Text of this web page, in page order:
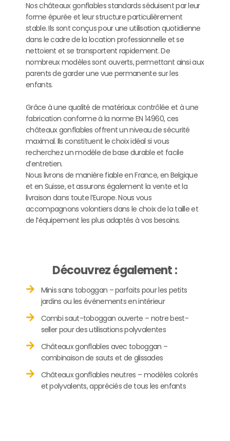
Nos châteaux gonflables standards séduisent par leur
forme épurée et leur structure particulièrement
stable. Ils sont conçus pour une utilisation quotidienne
dans le cadre de la location professionnelle et se
nettoient et se transportent rapidement. De
nombreux modèles sont ouverts, permettant ainsi aux
parents de garder une vue permanente sur les
enfants.
Grâce à une qualité de matériaux contrôlée et à une
fabrication conforme à la norme EN 14960, ces
châteaux gonflables offrent un niveau de sécurité
maximal. Ils constituent le choix idéal si vous
recherchez un modèle de base durable et facile
d’entretien.
Nous livrons de manière fiable en France, en Belgique
et en Suisse, et assurons également la vente et la
livraison dans toute l’Europe. Nous vous
accompagnons volontiers dans le choix de la taille et
de l’équipement les plus adaptés à vos besoins.
Découvrez également :
Minis sans toboggan – parfaits pour les petits
jardins ou les événements en intérieur
Combi saut-toboggan ouverte – notre best-
seller pour des utilisations polyvalentes
Châteaux gonflables avec toboggan –
combinaison de sauts et de glissades
Châteaux gonflables neutres – modèles colorés
et polyvalents, appréciés de tous les enfants